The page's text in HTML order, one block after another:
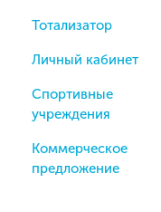
Тотализатор
Личный кабинет
Спортивные
учреждения
Коммерческое
предложение